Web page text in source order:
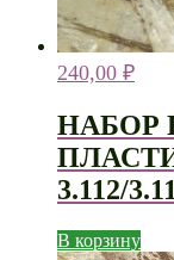
240,00 ₽
НАБОР
3.112/
В корзину